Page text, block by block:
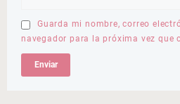
Guarda mi nombre, correo
navegador para la próxima vez que